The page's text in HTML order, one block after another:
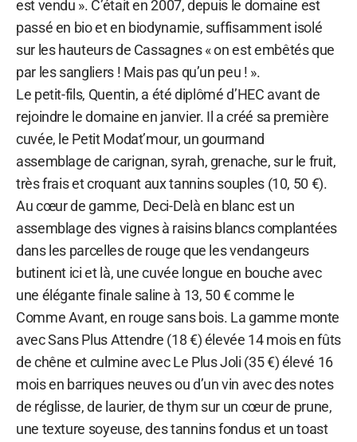
est vendu ». C’était en 2007, depuis le domaine est
passé en bio et en biodynamie, suffisamment isolé
sur les hauteurs de Cassagnes « on est embêtés que
par les sangliers ! Mais pas qu’un peu ! ».
Le petit-fils, Quentin, a été diplômé d’HEC avant de
rejoindre le domaine en janvier. Il a créé sa première
cuvée, le Petit Modat’mour, un gourmand
assemblage de carignan, syrah, grenache, sur le fruit,
très frais et croquant aux tannins souples (10, 50 €).
Au cœur de gamme, Deci-Delà en blanc est un
assemblage des vignes à raisins blancs complantées
dans les parcelles de rouge que les vendangeurs
butinent ici et là, une cuvée longue en bouche avec
une élégante finale saline à 13, 50 € comme le
Comme Avant, en rouge sans bois. La gamme monte
avec Sans Plus Attendre (18 €) élevée 14 mois en fûts
de chêne et culmine avec Le Plus Joli (35 €) élevé 16
mois en barriques neuves ou d’un vin avec des notes
de réglisse, de laurier, de thym sur un cœur de prune,
une texture soyeuse, des tannins fondus et un toast